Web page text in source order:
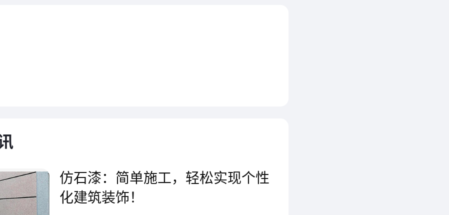
原因：
体跟色卡由于底材不同;不同的施工
仿石漆：简单施工，轻松实现个性
化建筑装饰！